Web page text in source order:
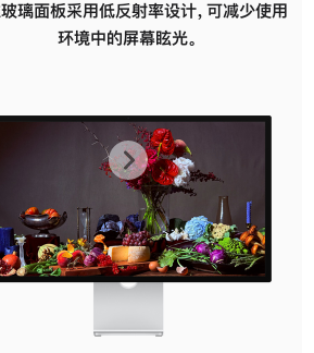
璃面板采用低反射率设计，可减少使用
环境中的屏幕眩光。
上
一
张
图
下
一
张
图